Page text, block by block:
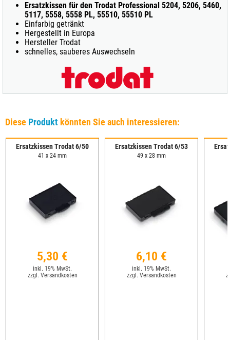
Ersatzkissen für den Trodat Professional 5204, 5206, 5460,
5117, 5558, 5558 PL, 55510, 55510 PL
Einfarbig getränkt
Hergestellt in Europa
Hersteller Trodat
schnelles, sauberes Auswechseln
Diese Produkt könnten Sie auch interessieren:
Ersatzkissen Trodat 6/50
41 x 24 mm
5,30 €
inkl. 19% MwSt.
zzgl. Versandkosten
Ersatzkissen Trodat 6/53
49 x 28 mm
6,10 €
inkl. 19% MwSt.
zzgl. Versandkosten